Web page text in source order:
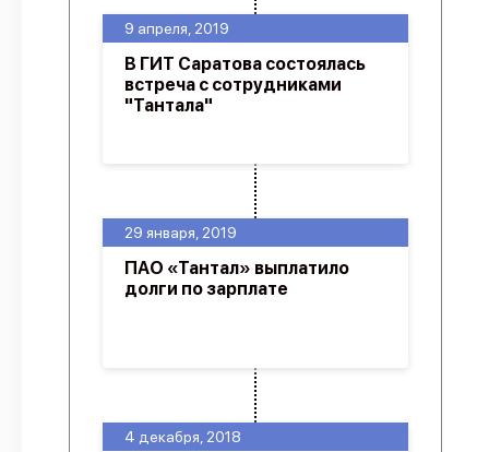
4 декабря, 2018
29 января, 2019
ПАО «Тантал» выплатило
долги по зарплате
9 апреля, 2019
В ГИТ Саратова состоялась
встреча с сотрудниками
"Тантала"